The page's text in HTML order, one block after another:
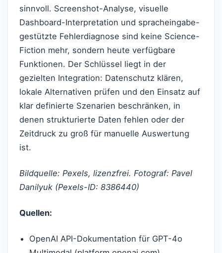
sinnvoll. Screenshot-Analyse, visuelle
Dashboard-Interpretation und spracheingabe-
gestützte Fehlerdiagnose sind keine Science-
Fiction mehr, sondern heute verfügbare
Funktionen. Der Schlüssel liegt in der
gezielten Integration: Datenschutz klären,
lokale Alternativen prüfen und den Einsatz auf
klar definierte Szenarien beschränken, in
denen strukturierte Daten fehlen oder der
Zeitdruck zu groß für manuelle Auswertung
ist.
Bildquelle: Pexels, lizenzfrei. Fotograf: Pavel
Danilyuk (Pexels-ID: 8386440)
Quellen:
OpenAI API-Dokumentation für GPT-4o